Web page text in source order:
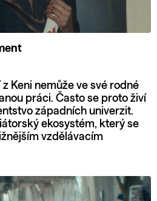
Keni nemůže ve své rodné
práci. Často se proto živí
západních univerzit.
ekosystém, který se
vzdělávacím